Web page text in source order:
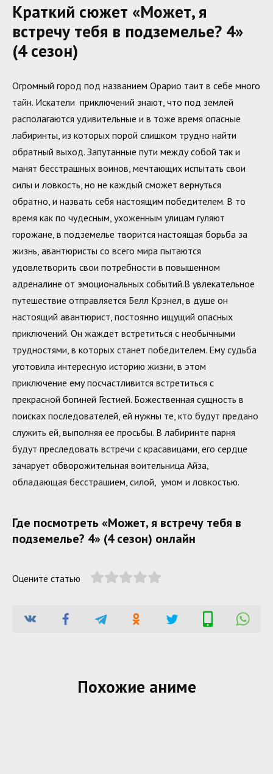
Краткий сюжет «Может, я
встречу тебя в подземелье? 4»
(4 сезон)
Огромный город под названием Орарио таит в себе много
тайн. Искатели приключений знают, что под землей
располагаются удивительные и в тоже время опасные
лабиринты, из которых порой слишком трудно найти
обратный выход. Запутанные пути между собой так и
манят бесстрашных воинов, мечтающих испытать свои
силы и ловкость, но не каждый сможет вернуться
обратно, и назвать себя настоящим победителем. В то
время как по чудесным, ухоженным улицам гуляют
горожане, в подземелье творится настоящая борьба за
жизнь, авантюристы со всего мира пытаются
удовлетворить свои потребности в повышенном
адреналине от эмоциональных событий.В увлекательное
путешествие отправляется Белл Крэнел, в душе он
настоящий авантюрист, постоянно ищущий опасных
приключений. Он жаждет встретиться с необычными
трудностями, в которых станет победителем. Ему судьба
уготовила интересную историю жизни, в этом
приключение ему посчастливится встретиться с
прекрасной богиней Гестией. Божественная сущность в
поисках последователей, ей нужны те, кто будут предано
служить ей, выполняя ее просьбы. В лабиринте парня
будут преследовать встречи с красавицами, его сердце
зачарует обворожительная воительница Айза,
обладающая бесстрашием, силой, умом и ловкостью.
Где посмотреть «Может, я встречу тебя в
подземелье? 4» (4 сезон) онлайн
Оцените статью
Похожие аниме